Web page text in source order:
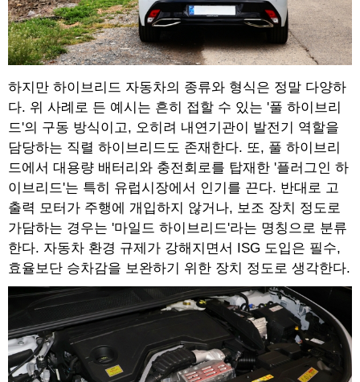
하지만 하이브리드 자동차의 종류와 형식은 정말 다양하
다. 위 사례로 든 예시는 흔히 접할 수 있는 '풀 하이브리
드'의 구동 방식이고, 오히려 내연기관이 발전기 역할을
담당하는 직렬 하이브리드도 존재한다. 또, 풀 하이브리
드에서 대용량 배터리와 충전회로를 탑재한 '플러그인 하
이브리드'는 특히 유럽시장에서 인기를 끈다. 반대로 고
출력 모터가 주행에 개입하지 않거나, 보조 장치 정도로
가담하는 경우는 '마일드 하이브리드'라는 명칭으로 분류
한다. 자동차 환경 규제가 강해지면서 ISG 도입은 필수,
효율보단 승차감을 보완하기 위한 장치 정도로 생각한다.